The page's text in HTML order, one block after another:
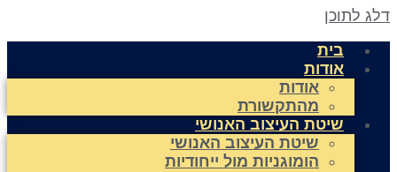
לתוכן
בית
אודות
אודות
מהתקשורת
שיטת העיצוב האנושי
שיטת העיצוב האנושי
הומוגניות מול ייחודיות